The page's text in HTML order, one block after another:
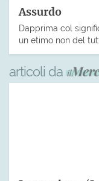
Assurdo
Dapprima col
un etimo non del
articoli da